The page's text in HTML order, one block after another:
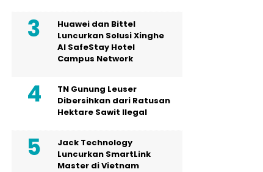
Huawei dan Bittel
Luncurkan Solusi Xinghe
Al SafeStay Hotel
Campus Network
TN Gunung Leuser
Dibersihkan dari Ratusan
Hektare Sawit Ilegal
Jack Technology
Luncurkan SmartLink
Master di Vietnam